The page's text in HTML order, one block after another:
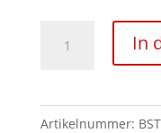
Spreizstange
In
Artikelnummer: